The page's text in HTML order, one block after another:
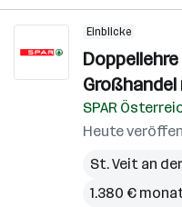
Einblicke
Großhandel
SPAR
Heute
St. Veit an
1.380 €